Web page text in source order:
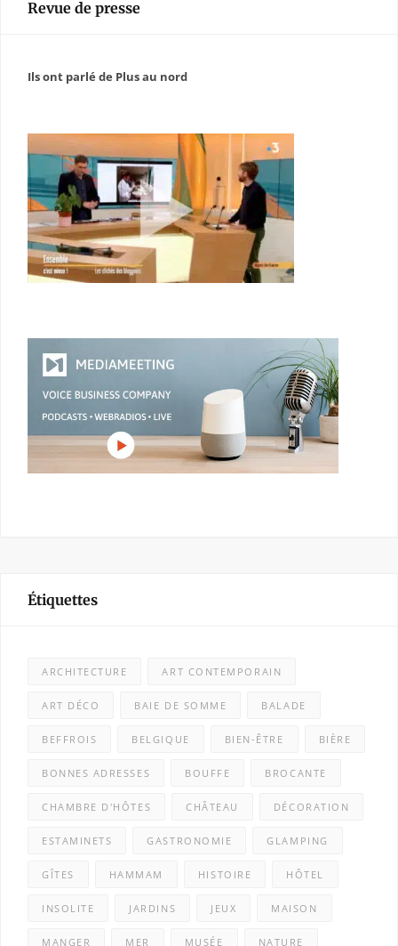
Revue de presse
Ils ont parlé de Plus au nord
Étiquettes
ARCHITECTURE ART CONTEMPORAIN
ART DÉCO BAIE DE SOMME BALADE
BEFFROIS BELGIQUE BIEN-ÊTRE BIÈRE
BONNES ADRESSES BOUFFE BROCANTE
CHAMBRE D'HÔTES CHÂTEAU DÉCORATION
ESTAMINETS GASTRONOMIE GLAMPING
GÎTES HAMMAM HISTOIRE HÔTEL
INSOLITE JARDINS JEUX MAISON
MANGER MER MUSÉE NATURE